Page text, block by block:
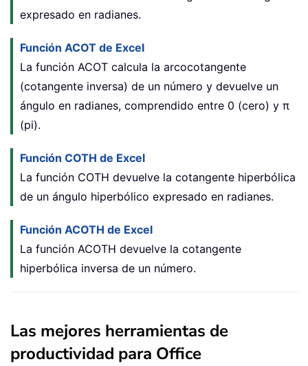
expresado en radianes.
Función ACOT de Excel
La función ACOT calcula la arcocotangente
(cotangente inversa) de un número y devuelve un
ángulo en radianes, comprendido entre 0 (cero) y π
(pi).
Función COTH de Excel
La función COTH devuelve la cotangente hiperbólica
de un ángulo hiperbólico expresado en radianes.
Función ACOTH de Excel
La función ACOTH devuelve la cotangente
hiperbólica inversa de un número.
Las mejores herramientas de
productividad para Office